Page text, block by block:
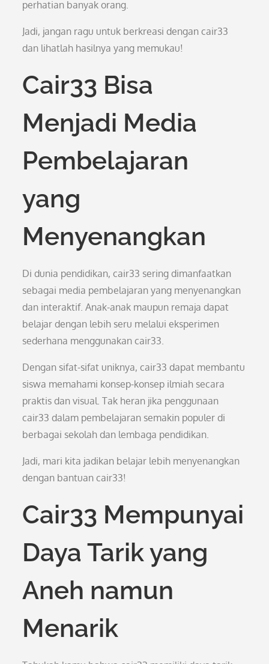
perhatian banyak orang.
Jadi, jangan ragu untuk berkreasi dengan cair33
dan lihatlah hasilnya yang memukau!
Cair33 Bisa
Menjadi Media
Pembelajaran
yang
Menyenangkan
Di dunia pendidikan, cair33 sering dimanfaatkan
sebagai media pembelajaran yang menyenangkan
dan interaktif. Anak-anak maupun remaja dapat
belajar dengan lebih seru melalui eksperimen
sederhana menggunakan cair33.
Dengan sifat-sifat uniknya, cair33 dapat membantu
siswa memahami konsep-konsep ilmiah secara
praktis dan visual. Tak heran jika penggunaan
cair33 dalam pembelajaran semakin populer di
berbagai sekolah dan lembaga pendidikan.
Jadi, mari kita jadikan belajar lebih menyenangkan
dengan bantuan cair33!
Cair33 Mempunyai
Daya Tarik yang
Aneh namun
Menarik